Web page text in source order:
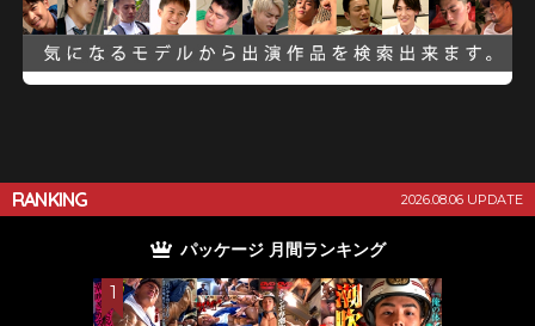
RANKING 2026.08.06 UPDATE
パッケージ 月間ランキング